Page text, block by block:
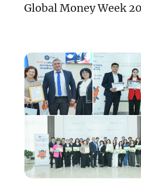
Global Money Week